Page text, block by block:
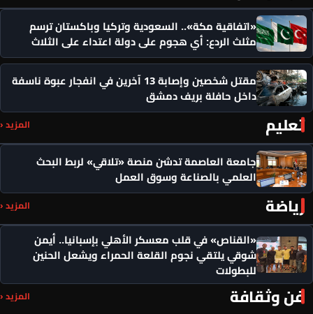
«اتفاقية مكة».. السعودية وتركيا وباكستان ترسم
مثلث الردع: أي هجوم على دولة اعتداء على الثلاث
مقتل شخصين وإصابة 13 آخرين في انفجار عبوة ناسفة
داخل حافلة بريف دمشق
تعليم المزيد ‹
جامعة العاصمة تدشن منصة «تلاقي» لربط البحث
العلمي بالصناعة وسوق العمل
رياضة المزيد ‹
«القناص» في قلب معسكر الأهلي بإسبانيا.. أيمن
شوقي يلتقي نجوم القلعة الحمراء ويشعل الحنين
للبطولات
فن وثقافة المزيد ‹